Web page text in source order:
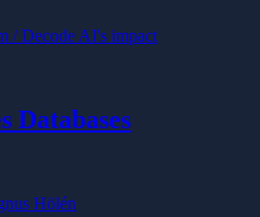
/ Decode AI's impact
Databases
Hölén